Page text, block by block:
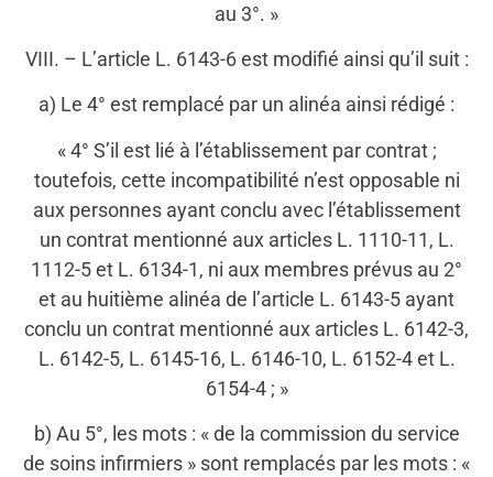
au 3°. »
VIII. – L’article L. 6143-6 est modifié ainsi qu’il suit :
a) Le 4° est remplacé par un alinéa ainsi rédigé :
« 4° S’il est lié à l’établissement par contrat ;
toutefois, cette incompatibilité n’est opposable ni
aux personnes ayant conclu avec l’établissement
un contrat mentionné aux articles L. 1110-11, L.
1112-5 et L. 6134-1, ni aux membres prévus au 2°
et au huitième alinéa de l’article L. 6143-5 ayant
conclu un contrat mentionné aux articles L. 6142-3,
L. 6142-5, L. 6145-16, L. 6146-10, L. 6152-4 et L.
6154-4 ; »
b) Au 5°, les mots : « de la commission du service
de soins infirmiers » sont remplacés par les mots : «